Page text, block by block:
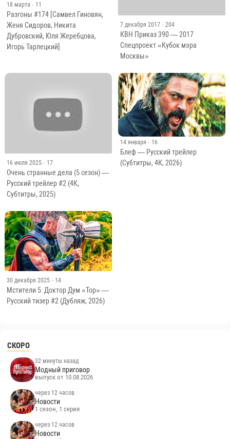
18 марта · 11
Разгоны #174 [Самвел Гиновян,
Дубровский, Юля Жеребцова,
7 декабря 2017
Спецпроект «Кубок мэра
Москвы»
16 июля 2025 · 17
Русский трейлер #2 (4К,
Субтитры, 2025)
32 минуты назад